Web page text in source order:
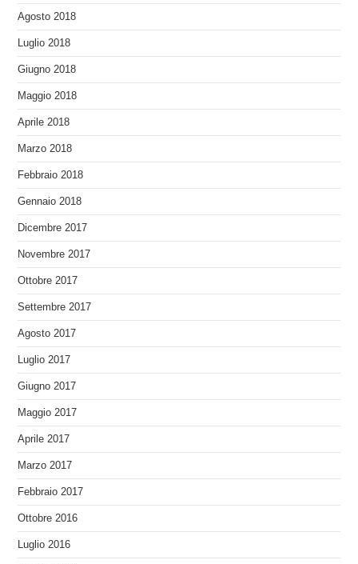
Agosto 2018
Luglio 2018
Giugno 2018
Maggio 2018
Aprile 2018
Marzo 2018
Febbraio 2018
Gennaio 2018
Dicembre 2017
Novembre 2017
Ottobre 2017
Settembre 2017
Agosto 2017
Luglio 2017
Giugno 2017
Maggio 2017
Aprile 2017
Marzo 2017
Febbraio 2017
Ottobre 2016
Luglio 2016